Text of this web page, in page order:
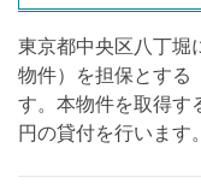
東京都中央区八丁堀
物件）を担保とする
す。本物件を取得す
円の貸付を行います。